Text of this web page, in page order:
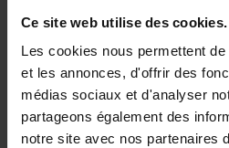
Ce site web utilise des cookies.
Les cookies nous permettent
et les annonces, d'offrir des
médias sociaux et d'analyser
partageons également des
notre site avec nos partenaires
premières preuves nécessaires
l’acoziborole dans les
contre la THA.
« Ce traitement est
déclareElena Nicco , experte en